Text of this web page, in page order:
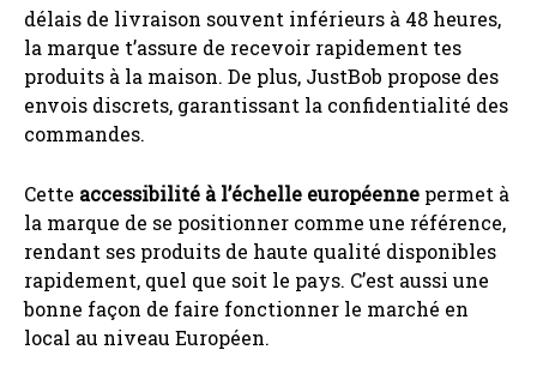
délais de livraison souvent inférieurs à 48 heures,
la marque t’assure de recevoir rapidement tes
produits à la maison. De plus, JustBob propose des
envois discrets, garantissant la confidentialité des
commandes.
Cette accessibilité à l’échelle européenne permet à
la marque de se positionner comme une référence,
rendant ses produits de haute qualité disponibles
rapidement, quel que soit le pays. C’est aussi une
bonne façon de faire fonctionner le marché en
local au niveau Européen.